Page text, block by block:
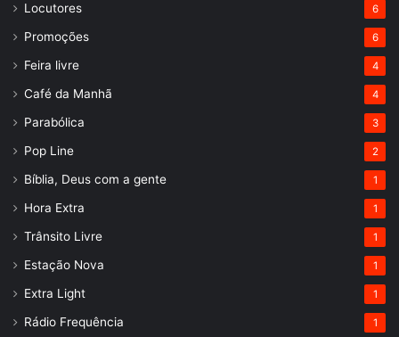
Locutores 6
Promoções 6
Feira livre 4
Café da Manhã 4
Parabólica 3
Pop Line 2
Bíblia, Deus com a gente 1
Hora Extra 1
Trânsito Livre 1
Estação Nova 1
Extra Light 1
Rádio Frequência 1